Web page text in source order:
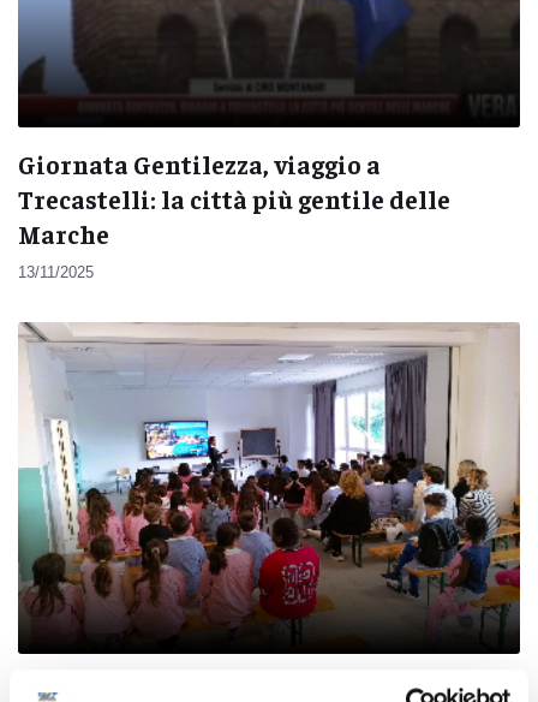
Giornata Gentilezza, viaggio a
Trecastelli: la città più gentile delle
Marche
13/11/2025
Trecastelli - A scuola di legalità con il